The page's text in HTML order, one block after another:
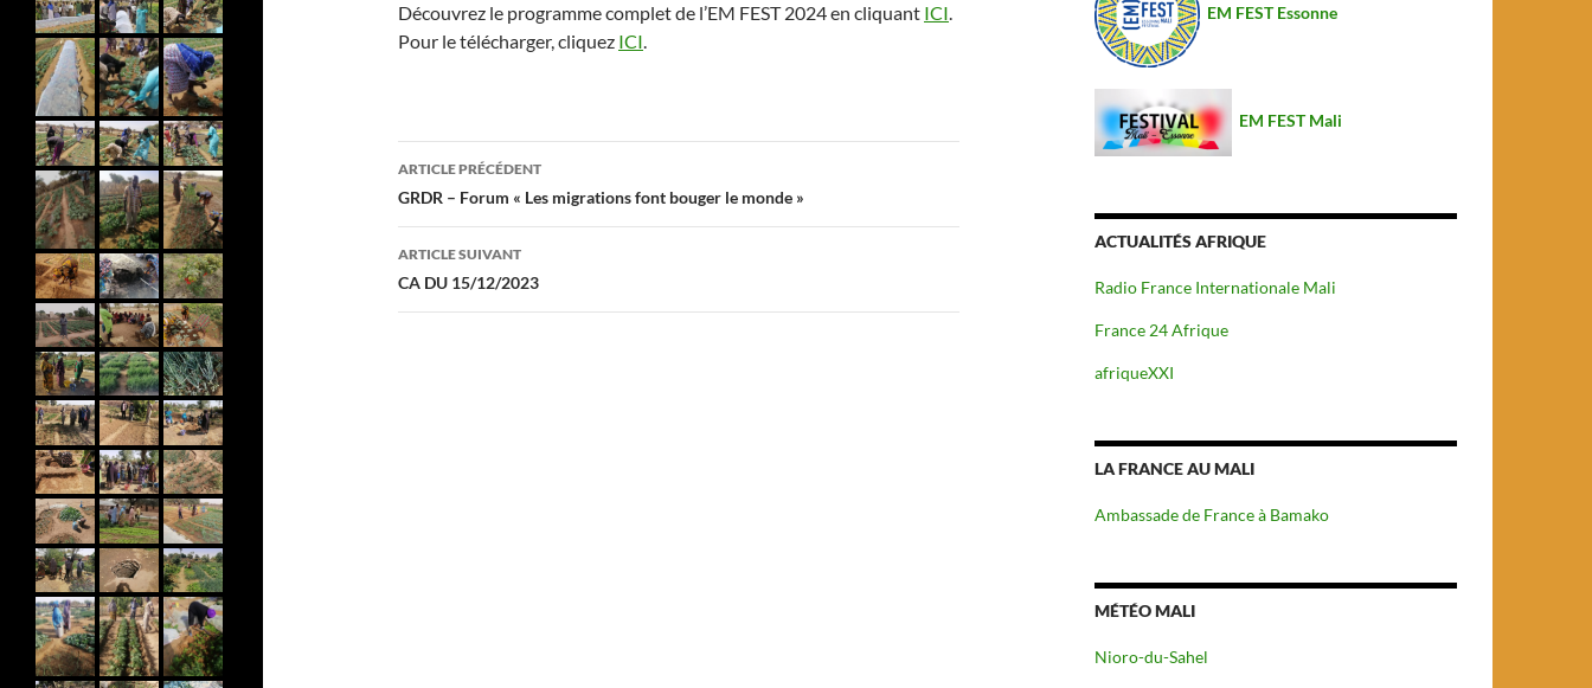
Découvrez le programme complet de l’EM FEST 2024 en cliquant ICI.
Pour le télécharger, cliquez ICI.
Navigation
des
articles
ARTICLE PRÉCÉDENT
GRDR – Forum « Les migrations font bouger le monde »
ARTICLE SUIVANT
CA DU 15/12/2023
EM FEST Essonne
EM FEST Mali
ACTUALITÉS AFRIQUE
Radio France Internationale Mali
France 24 Afrique
afriqueXXI
LA FRANCE AU MALI
Ambassade de France à Bamako
MÉTÉO MALI
Nioro-du-Sahel